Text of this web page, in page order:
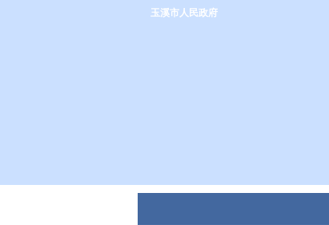
玉溪市人民政府